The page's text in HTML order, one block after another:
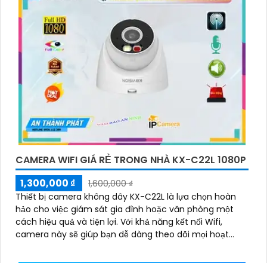
CAMERA WIFI GIÁ RẺ TRONG NHÀ KX-C22L 1080P
1,300,000 ₫
1,600,000 ₫
Thiết bị camera không dây KX-C22L là lựa chọn hoàn
hảo cho việc giám sát gia đình hoặc văn phòng một
cách hiệu quả và tiện lợi. Với khả năng kết nối Wifi,
camera này sẽ giúp bạn dễ dàng theo dõi mọi hoạt